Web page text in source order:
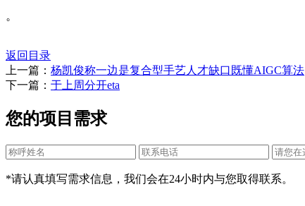
。
返回目录
上一篇： 杨凯俊称一边是复合型手艺人才缺口既懂AIGC算法
下一篇： 于上周分开eta
您的项目需求
*请认真填写需求信息，我们会在24小时内与您取得联系。